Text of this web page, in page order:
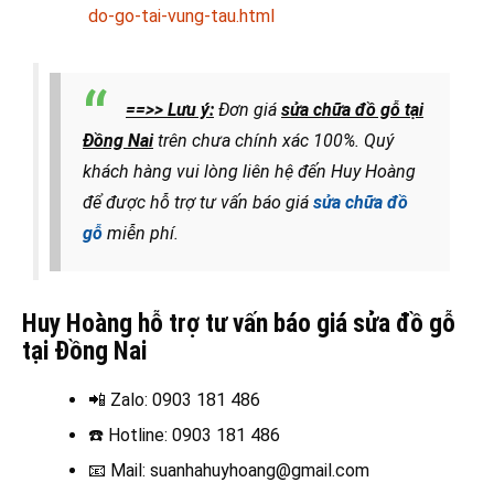
do-go-tai-vung-tau.html
==>> Lưu ý: Đơn giá sửa chữa đồ gỗ tại
Đồng Naitrên chưa chính xác 100%. Quý
khách hàng vui lòng liên hệ đến Huy Hoàng
để được hỗ trợ tư vấn báo giá sửa chữa đồ
gỗ miễn phí.
Huy Hoàng hỗ trợ tư vấn báo giá sửa đồ gỗ
tại Đồng Nai
📲 Zalo: 0903 181 486
☎️ Hotline: 0903 181 486
📧 Mail: suanhahuyhoang@gmail.com